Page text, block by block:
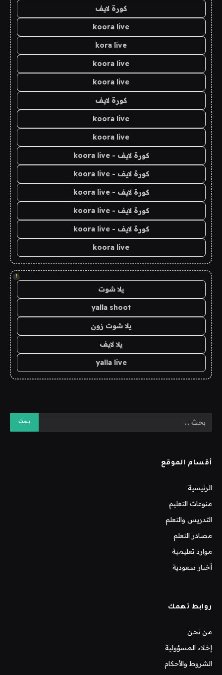
كورة لايف
koora live
kora live
koora live
koora live
كورة لايف
koora live
koora live
كورة لايف - koora live
كورة لايف - koora live
كورة لايف - koora live
كورة لايف - koora live
كورة لايف - koora live
koora live
!
يلا شوت
yalla shoot
يلا شوت زون
يلا لايف
yalla live
أقسام الموقع
الرئيسية
منوعات التعليم
التدريس والتعلم
مصادر التعلم
موارد تعليمية
أخبار سعودية
روابط تهمك
من نحن
إخلاء المسؤولية
الشروط والأحكام